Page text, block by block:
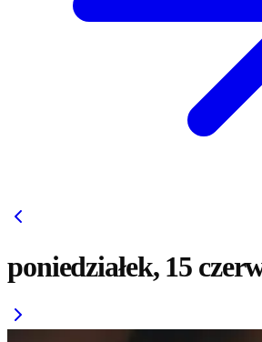
poniedziałek, 15